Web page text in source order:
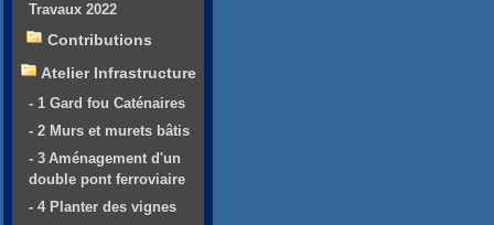
Travaux 2022
Contributions
Atelier Infrastructure
- 1 Gard fou Caténaires
- 2 Murs et murets bâtis
- 3 Aménagement d'un
double pont ferroviaire
- 4 Planter des vignes